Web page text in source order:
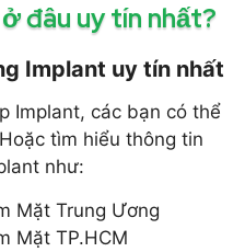
đâu uy tín nhất?
Implant uy tín nhất
Implant, các bạn có thể
tìm hiểu thông tin
như:
Mặt Trung Ương
Mặt TP.HCM